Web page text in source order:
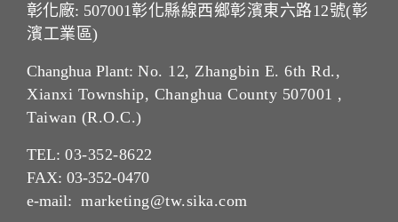
彰化廠: 507001彰化縣線西鄉彰濱東六路12號(彰
濱工業區)
Changhua Plant: No. 12, Zhangbin E. 6th Rd.,
Xianxi Township, Changhua County 507001 ,
Taiwan (R.O.C.)
TEL: 03-352-8622
FAX: 03-352-0470
e-mail: marketing@tw.sika.com